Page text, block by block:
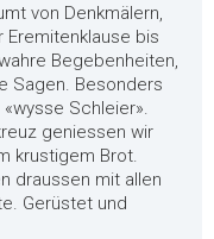
von Denkmälern,
Eremitenklause bis
Begebenheiten,
Sagen. Besonders
Schleier».
geniessen wir
krustigem Brot.
draussen mit allen
Gerüstet und